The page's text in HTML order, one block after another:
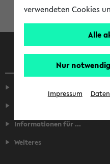
Informationen für ...
Weiteres
verwendeten Cookies
Alle
Nur
Impressum